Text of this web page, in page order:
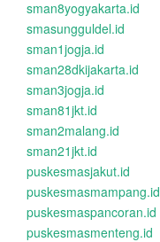
sman8yogyakarta.id
smasungguldel.id
sman1jogja.id
sman28dkijakarta.id
sman3jogja.id
sman81jkt.id
sman2malang.id
sman21jkt.id
puskesmasjakut.id
puskesmasmampang.id
puskesmaspancoran.id
puskesmasmenteng.id